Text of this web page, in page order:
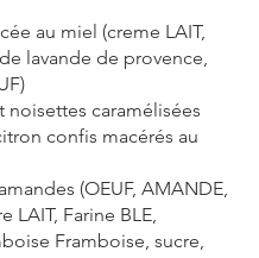
au miel (creme LAIT,
lavande de provence,
noisettes caramélisées
confis macérés au
(OEUF, AMANDE,
LAIT, Farine BLE,
Framboise, sucre,